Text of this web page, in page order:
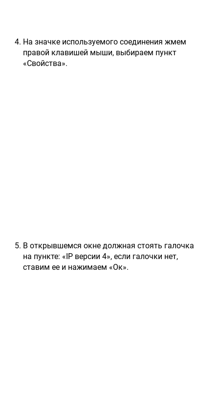
На значке используемого соединения жмем
правой клавишей мыши, выбираем пункт
«Свойства».
В открывшемся окне должная стоять галочка
на пункте: «IP версии 4», если галочки нет,
ставим ее и нажимаем «Ок».